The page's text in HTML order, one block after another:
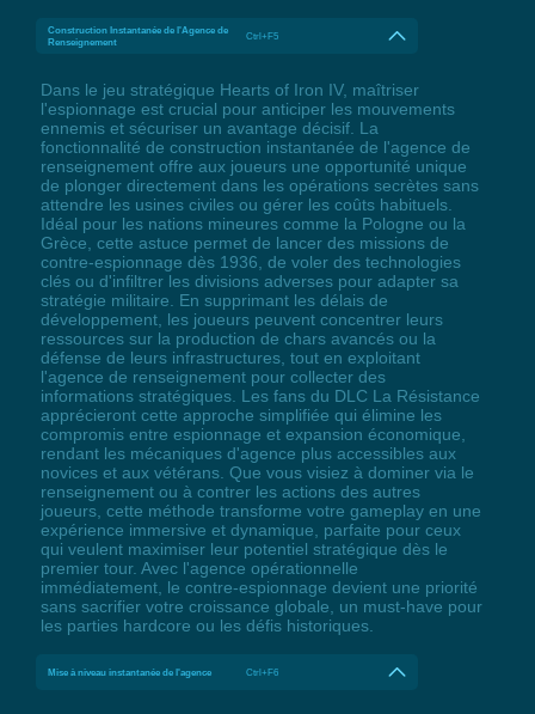
Construction Instantanée de l'Agence de
Renseignement
Ctrl+F5
Dans le jeu stratégique Hearts of Iron IV, maîtriser
l'espionnage est crucial pour anticiper les mouvements
ennemis et sécuriser un avantage décisif. La
fonctionnalité de construction instantanée de l'agence de
renseignement offre aux joueurs une opportunité unique
de plonger directement dans les opérations secrètes sans
attendre les usines civiles ou gérer les coûts habituels.
Idéal pour les nations mineures comme la Pologne ou la
Grèce, cette astuce permet de lancer des missions de
contre-espionnage dès 1936, de voler des technologies
clés ou d'infiltrer les divisions adverses pour adapter sa
stratégie militaire. En supprimant les délais de
développement, les joueurs peuvent concentrer leurs
ressources sur la production de chars avancés ou la
défense de leurs infrastructures, tout en exploitant
l'agence de renseignement pour collecter des
informations stratégiques. Les fans du DLC La Résistance
apprécieront cette approche simplifiée qui élimine les
compromis entre espionnage et expansion économique,
rendant les mécaniques d'agence plus accessibles aux
novices et aux vétérans. Que vous visiez à dominer via le
renseignement ou à contrer les actions des autres
joueurs, cette méthode transforme votre gameplay en une
expérience immersive et dynamique, parfaite pour ceux
qui veulent maximiser leur potentiel stratégique dès le
premier tour. Avec l'agence opérationnelle
immédiatement, le contre-espionnage devient une priorité
sans sacrifier votre croissance globale, un must-have pour
les parties hardcore ou les défis historiques.
Mise à niveau instantanée de l'agence Ctrl+F6